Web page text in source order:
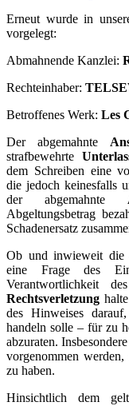
Erneut wurde in
vorgelegt:
Abmahnende Kanzlei:
Rechteinhaber:
Betroffenes Werk: Les
Der abgemahnte
strafbewehrte
dem Schreiben eine
die jedoch keinesfalls
der abgemahnte
Abgeltungsbetrag
Schadenersatz
Ob und inwieweit die
eine Frage des
Verantwortlichkeit
Rechtsverletzung
des Hinweises
handeln solle – für zu
abzuraten.
vorgenommen
zu haben.
Hinsichtlich dem